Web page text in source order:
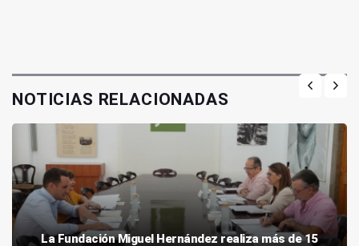
NOTICIAS RELACIONADAS
La Fundación Miguel Hernández realiza más de 15